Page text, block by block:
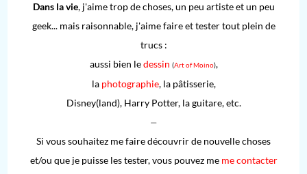
Dans la vie, j'aime trop de choses, un peu artiste et un peu
geek... mais raisonnable, j'aime faire et tester tout plein de
trucs :
aussi bien ledessin (Art of Moino),
la photographie, la pâtisserie,
Disney(land), Harry Potter, la guitare, etc.
⏤
Si vous souhaitez me faire découvrir de nouvelle choses
et/ou que je puisse les tester, vous pouvez me me contacter